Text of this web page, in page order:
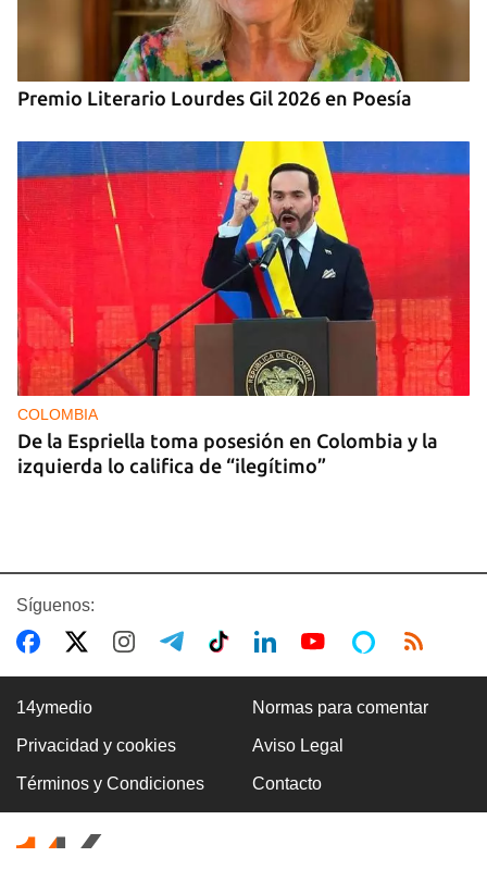
Premio Literario Lourdes Gil 2026 en Poesía
COLOMBIA
De la Espriella toma posesión en Colombia y la
izquierda lo califica de “ilegítimo”
BOXEO
El boxeo masculino cubano se quedó sin títulos
en Santo Domingo
Síguenos:
14ymedio Normas para comentar
Privacidad y cookies Aviso Legal
Términos y Condiciones Contacto